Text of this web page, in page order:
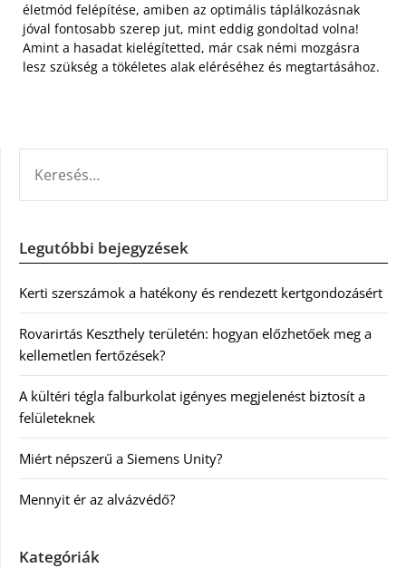
életmód felépítése, amiben az optimális táplálkozásnak
jóval fontosabb szerep jut, mint eddig gondoltad volna!
Amint a hasadat kielégítetted, már csak némi mozgásra
lesz szükség a tökéletes alak eléréséhez és megtartásához.
Legutóbbi bejegyzések
Kerti szerszámok a hatékony és rendezett kertgondozásért
Rovarirtás Keszthely területén: hogyan előzhetőek meg a
kellemetlen fertőzések?
A kültéri tégla falburkolat igényes megjelenést biztosít a
felületeknek
Miért népszerű a Siemens Unity?
Mennyit ér az alvázvédő?
Kategóriák